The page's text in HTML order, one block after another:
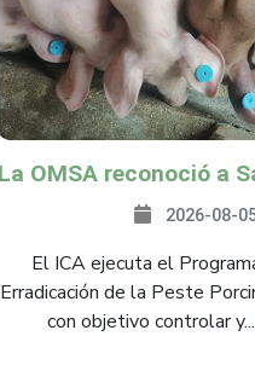
2026-08-
El ICA ejecuta el
Erradicación de la Peste
con objetivo controlar y...